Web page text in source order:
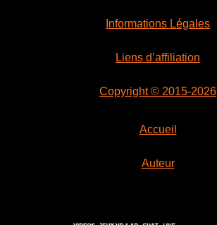
Informations Légales
Liens d’affiliation
Copyright © 2015-2026
Accueil
Auteur